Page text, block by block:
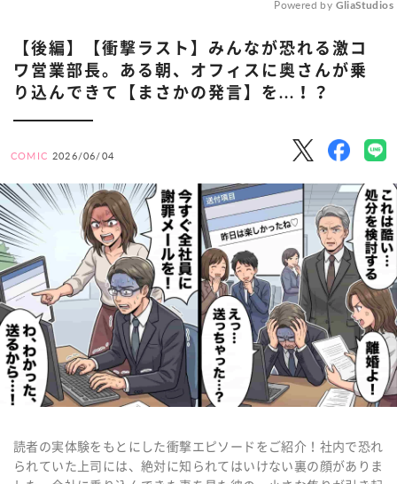
Mute
Powered by GliaStudios
【後編】【衝撃ラスト】みんなが恐れる激コ
ワ営業部長。ある朝、オフィスに奥さんが乗
り込んできて【まさかの発言】を...！？
COMIC 2026/06/04
読者の実体験をもとにした衝撃エピソードをご紹介！社内で恐れ
られていた上司には、絶対に知られてはいけない裏の顔がありま